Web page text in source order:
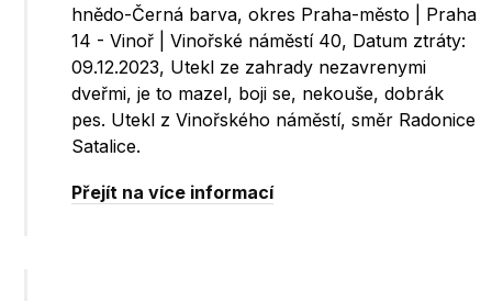
hnědo-Černá barva, okres Praha-město | Praha
14 - Vinoř | Vinořské náměstí 40, Datum ztráty:
09.12.2023, Utekl ze zahrady nezavrenymi
dveřmi, je to mazel, boji se, nekouše, dobrák
pes. Utekl z Vinořského náměstí, směr Radonice
Satalice.
Přejít na více informací